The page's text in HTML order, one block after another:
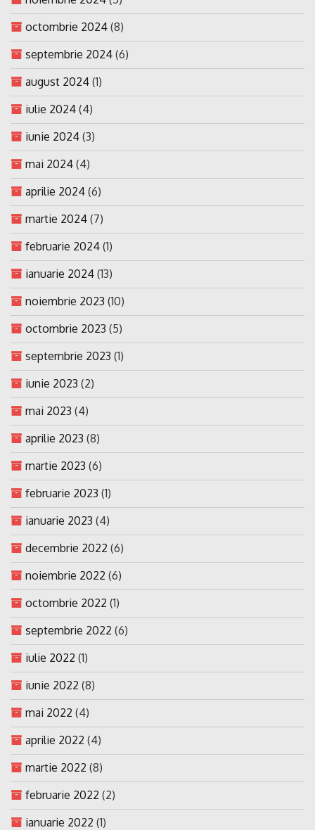
octombrie 2024 (8)
septembrie 2024 (6)
august 2024 (1)
iulie 2024 (4)
iunie 2024 (3)
mai 2024 (4)
aprilie 2024 (6)
martie 2024 (7)
februarie 2024 (1)
ianuarie 2024 (13)
noiembrie 2023 (10)
octombrie 2023 (5)
septembrie 2023 (1)
iunie 2023 (2)
mai 2023 (4)
aprilie 2023 (8)
martie 2023 (6)
februarie 2023 (1)
ianuarie 2023 (4)
decembrie 2022 (6)
noiembrie 2022 (6)
octombrie 2022 (1)
septembrie 2022 (6)
iulie 2022 (1)
iunie 2022 (8)
mai 2022 (4)
aprilie 2022 (4)
martie 2022 (8)
februarie 2022 (2)
ianuarie 2022 (1)